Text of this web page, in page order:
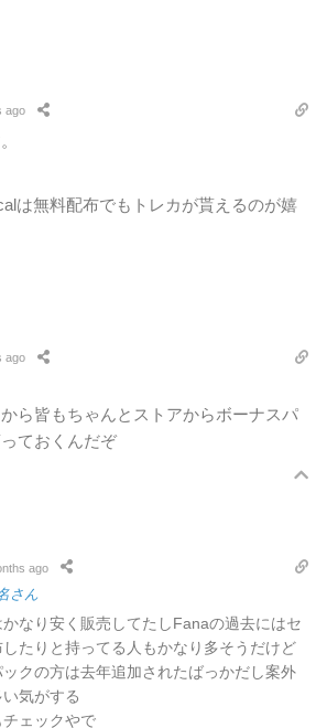
ago
は無料配布でもトレカが貰えるのが嬉
ago
ら皆もちゃんとストアからボーナスパ
ておくんだぞ
ago
さん
なり安く販売してたしFanaの過去にはセ
たりと持ってる人もかなり多そうだけど
クの方は去年追加されたばっかだし案外
気がする
ェックやで